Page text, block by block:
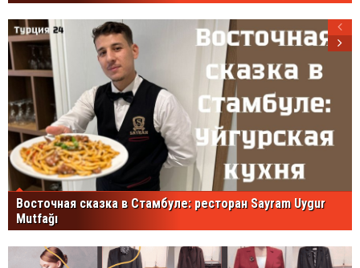
Восточная сказка в Стамбуле: ресторан Sayram Uygur
Mutfağı